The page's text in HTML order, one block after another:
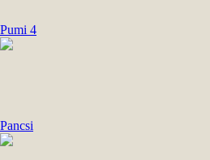
Pumi 4
Pancsi